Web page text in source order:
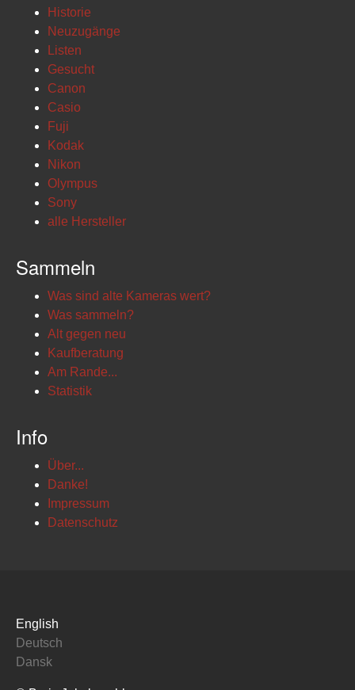
Historie
Neuzugänge
Listen
Gesucht
Canon
Casio
Fuji
Kodak
Nikon
Olympus
Sony
alle Hersteller
Sammeln
Was sind alte Kameras wert?
Was sammeln?
Alt gegen neu
Kaufberatung
Am Rande...
Statistik
Info
Über...
Danke!
Impressum
Datenschutz
English
Deutsch
Dansk